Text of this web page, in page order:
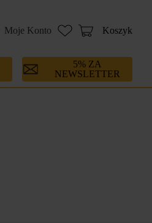
Moje Konto Koszyk
5% ZA
NEWSLETTER